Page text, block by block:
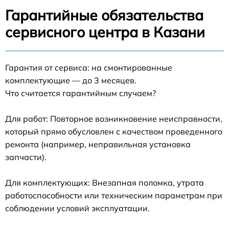
Гарантийные обязательства
сервисного центра в Казани
Гарантия от сервиса: на смонтированные
комплектующие — до 3 месяцев.
Что считается гарантийным случаем?
Для работ: Повторное возникновение неисправности,
который прямо обусловлен с качеством проведенного
ремонта (например, неправильная установка
запчасти).
Для комплектующих: Внезапная поломка, утрата
работоспособности или техническим параметрам при
соблюдении условий эксплуатации.